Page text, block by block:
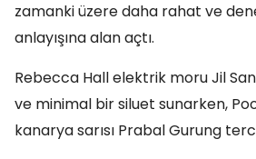
zamanki üzere daha rahat ve
anlayışına alan açtı.
Rebecca Hall elektrik moru Jil
ve minimal bir siluet sunarken,
kanarya sarısı Prabal Gurung